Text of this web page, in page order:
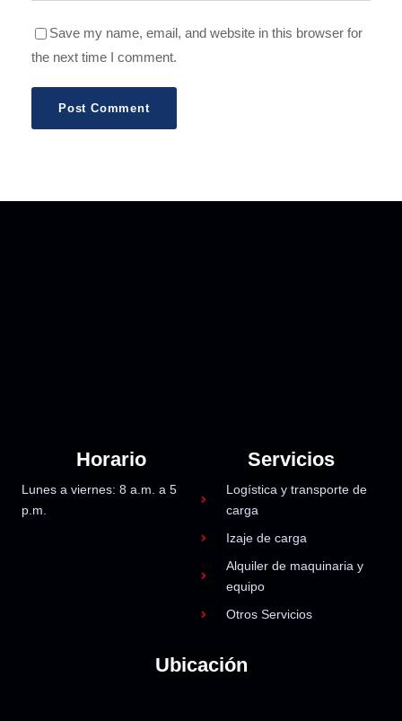
Save my name, email, and website in this browser for
the next time I comment.
Horario
Lunes a viernes: 8 a.m. a 5
p.m.
Servicios
Logística y transporte de
carga
Izaje de carga
Alquiler de maquinaria y
equipo
Otros Servicios
Ubicación